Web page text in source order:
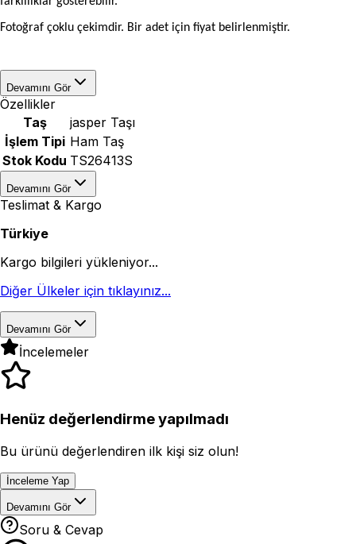
Fotoğraf çoklu çekimdir. Bir adet için fiyat belirlenmiştir.
Devamını Gör
Özellikler
Taş
jasper Taşı
İşlem Tipi Ham Taş
Stok Kodu TS26413S
Devamını Gör
Teslimat & Kargo
Türkiye
Kargo bilgileri yükleniyor...
Diğer Ülkeler için tıklayınız...
Devamını Gör
İncelemeler
Henüz değerlendirme yapılmadı
Bu ürünü değerlendiren ilk kişi siz olun!
İnceleme Yap
Devamını Gör
Soru & Cevap